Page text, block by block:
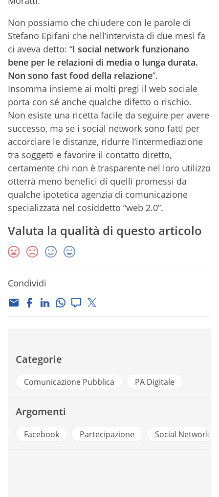
Non possiamo che chiudere con le parole di
Stefano Epifani che nell’intervista di due mesi fa
ci aveva detto: “I social network funzionano
bene per le relazioni di media o lunga durata.
Non sono fast food della relazione”.
Insomma insieme ai molti pregi il web sociale
porta con sé anche qualche difetto o rischio.
Non esiste una ricetta facile da seguire per avere
successo, ma se i social network sono fatti per
accorciare le distanze, ridurre l’intermediazione
tra soggetti e favorire il contatto diretto,
certamente chi non è trasparente nel loro utilizzo
otterrà meno benefici di quelli promessi da
qualche ipotetica agenzia di comunicazione
specializzata nel cosiddetto “web 2.0”.
Valuta la qualità di questo articolo
Condividi
Categorie
Comunicazione Pubblica PA Digitale
Argomenti
Facebook Partecipazione Social Network